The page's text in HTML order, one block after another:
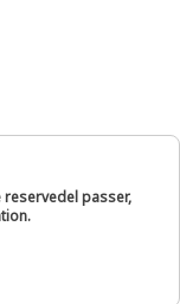
passer,